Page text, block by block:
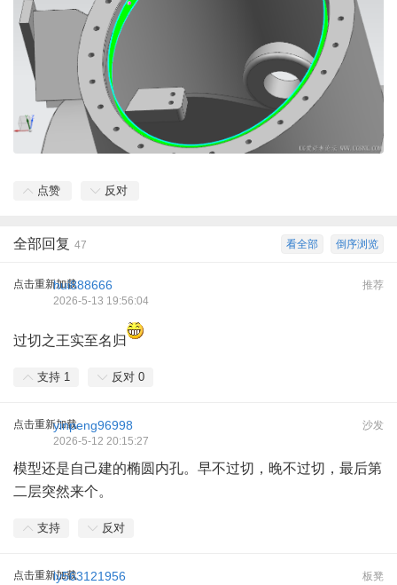
点赞 反对
倒序浏览
看全部
全部回复 47
点击重新加载 推荐
hui888666
2026-5-13 19:56:04
过切之王实至名归
支持 1 反对 0
点击重新加载 沙发
yinpeng96998
2026-5-12 20:15:27
模型还是自己建的椭圆内孔。早不过切，晚不过切，最后第
二层突然来个。
支持 反对
点击重新加载 板凳
ly563121956